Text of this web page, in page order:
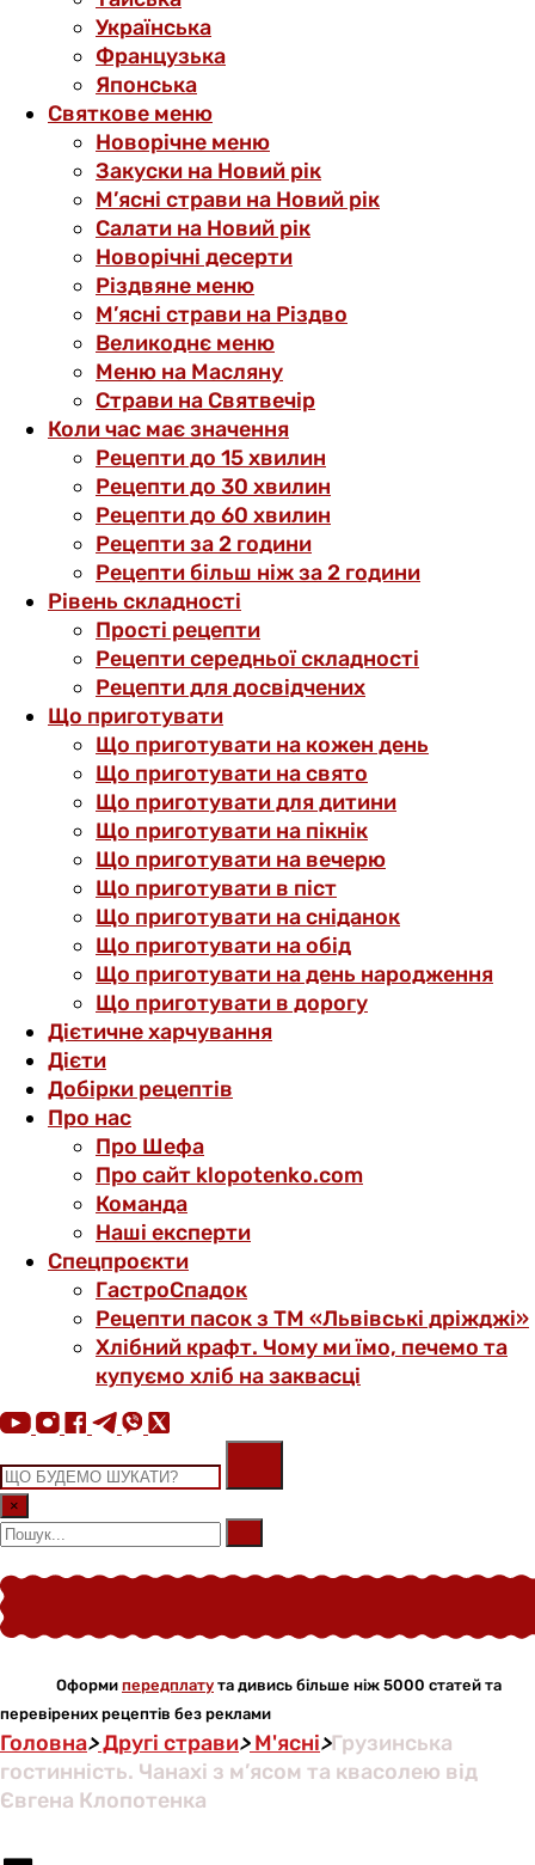
Українська
Французька
Японська
Святкове меню
Новорічне меню
Закуски на Новий рік
М’ясні страви на Новий рік
Салати на Новий рік
Новорічні десерти
Різдвяне меню
М’ясні страви на Різдво
Великоднє меню
Меню на Масляну
Страви на Святвечір
Коли час має значення
Рецепти до 15 хвилин
Рецепти до 30 хвилин
Рецепти до 60 хвилин
Рецепти за 2 години
Рецепти більш ніж за 2 години
Рівень складності
Прості рецепти
Рецепти середньої складності
Рецепти для досвідчених
Що приготувати
Що приготувати на кожен день
Що приготувати на свято
Що приготувати для дитини
Що приготувати на пікнік
Що приготувати на вечерю
Що приготувати в піст
Що приготувати на сніданок
Що приготувати на обід
Що приготувати на день народження
Що приготувати в дорогу
Дієтичне харчування
Дієти
Добірки рецептів
Про нас
Про Шефа
Про сайт klopotenko.com
Команда
Наші експерти
Спецпроєкти
ГастроСпадок
Рецепти пасок з ТМ «Львівські дріжджі»
Хлібний крафт. Чому ми їмо, печемо та
купуємо хліб на заквасці
×
Оформи передплату та дивись більше ніж 5000 статей та
перевірених рецептів без реклами
Головна>Другі страви>М'ясні>Грузинська
гостинність. Чанахі з м’ясом та квасолею від
Євгена Клопотенка